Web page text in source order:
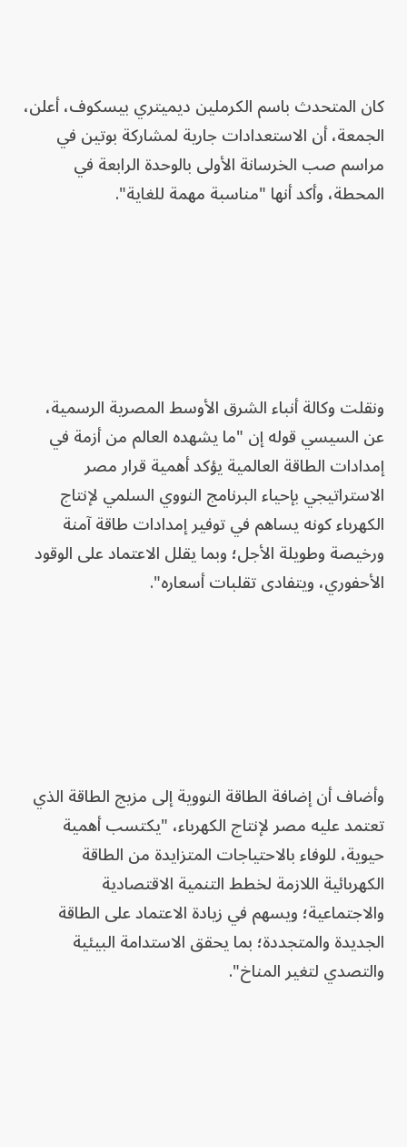
كان المتحدث باسم الكرملين ديميتري بيسكوف، أعلن،
الجمعة، أن الاستعدادات جارية لمشاركة بوتين في
مراسم صب الخرسانة الأولى بالوحدة الرابعة في
المحطة، وأكد أنها "مناسبة مهمة للغاية".
ونقلت وكالة أنباء الشرق الأوسط المصرية الرسمية،
عن السيسي قوله إن "ما يشهده العالم من أزمة في
إمدادات الطاقة العالمية يؤكد أهمية قرار مصر
الاستراتيجي بإحياء البرنامج النووي السلمي لإنتاج
الكهرباء كونه يساهم في توفير إمدادات طاقة آمنة
ورخيصة وطويلة الأجل؛ وبما يقلل الاعتماد على الوقود
الأحفوري، ويتفادى تقلبات أسعاره".
وأضاف أن إضافة الطاقة النووية إلى مزيج الطاقة الذي
تعتمد عليه مصر لإنتاج الكهرباء، "يكتسب أهمية
حيوية، للوفاء بالاحتياجات المتزايدة من الطاقة
الكهربائية اللازمة لخطط التنمية الاقتصادية
والاجتماعية؛ ويسهم في زيادة الاعتماد على الطاقة
الجديدة والمتجددة؛ بما يحقق الاستدامة البيئية
والتصدي لتغير المناخ".